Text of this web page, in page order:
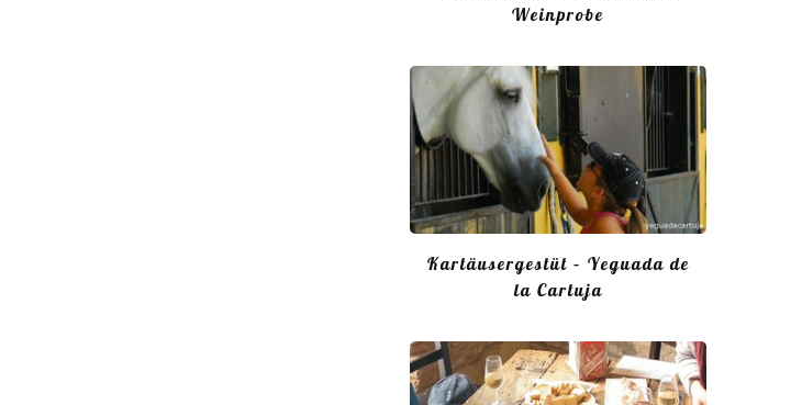
Weinprobe
Kartäusergestüt – Yeguada de
la Cartuja